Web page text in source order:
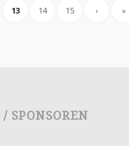
13 14 15 › »
SPONSOREN